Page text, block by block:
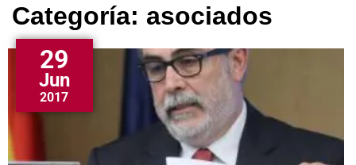
Categoría: asociados
29
Jun
2017